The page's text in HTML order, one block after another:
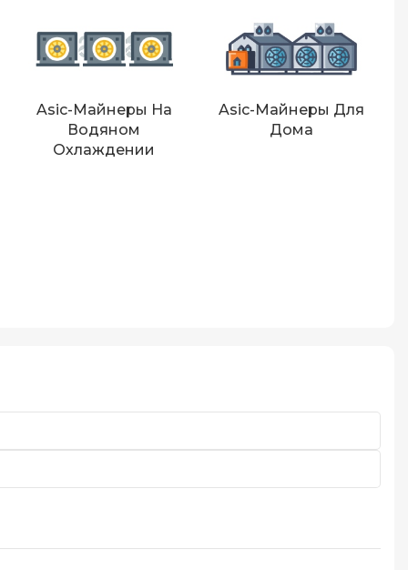
Asic-Майнеры На
Водяном
Охлаждении
Asic-Майнеры Для
Дома